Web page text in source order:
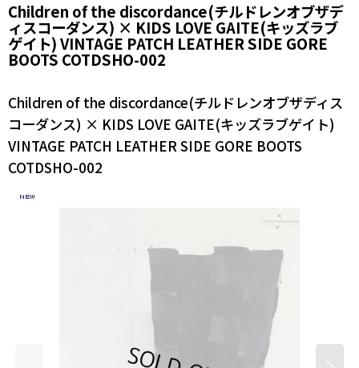
Children of the discordance(チルドレンオブザデ
ィスコーダンス) × KIDS LOVE GAITE(キッズラブ
ゲイト) VINTAGE PATCH LEATHER SIDE GORE
BOOTS COTDSHO-002
Children of the discordance(チルドレンオブザディス
コーダンス) × KIDS LOVE GAITE(キッズラブゲイト)
VINTAGE PATCH LEATHER SIDE GORE BOOTS
COTDSHO-002